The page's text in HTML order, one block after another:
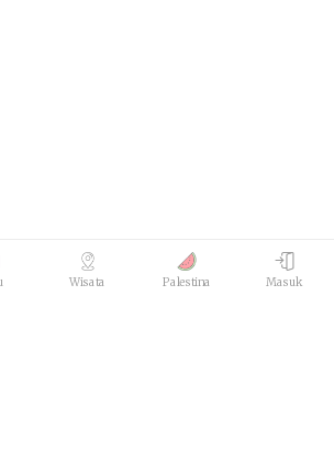
Wisata Palestina Masuk